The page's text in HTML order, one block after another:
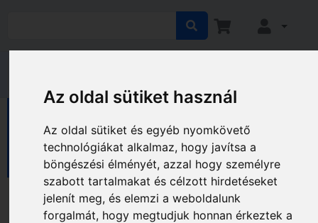
Az oldal sütiket használ
Az oldal sütiket és egyéb nyomkövető
technológiákat alkalmaz, hogy javítsa a
böngészési élményét, azzal hogy személyre
szabott tartalmakat és célzott hirdetéseket
jelenít meg, és elemzi a weboldalunk
forgalmát, hogy megtudjuk honnan érkeztek a
Légzésterápiás eszközök
Ultrahangos inhalátorok
Ultrahangos inhalátorok